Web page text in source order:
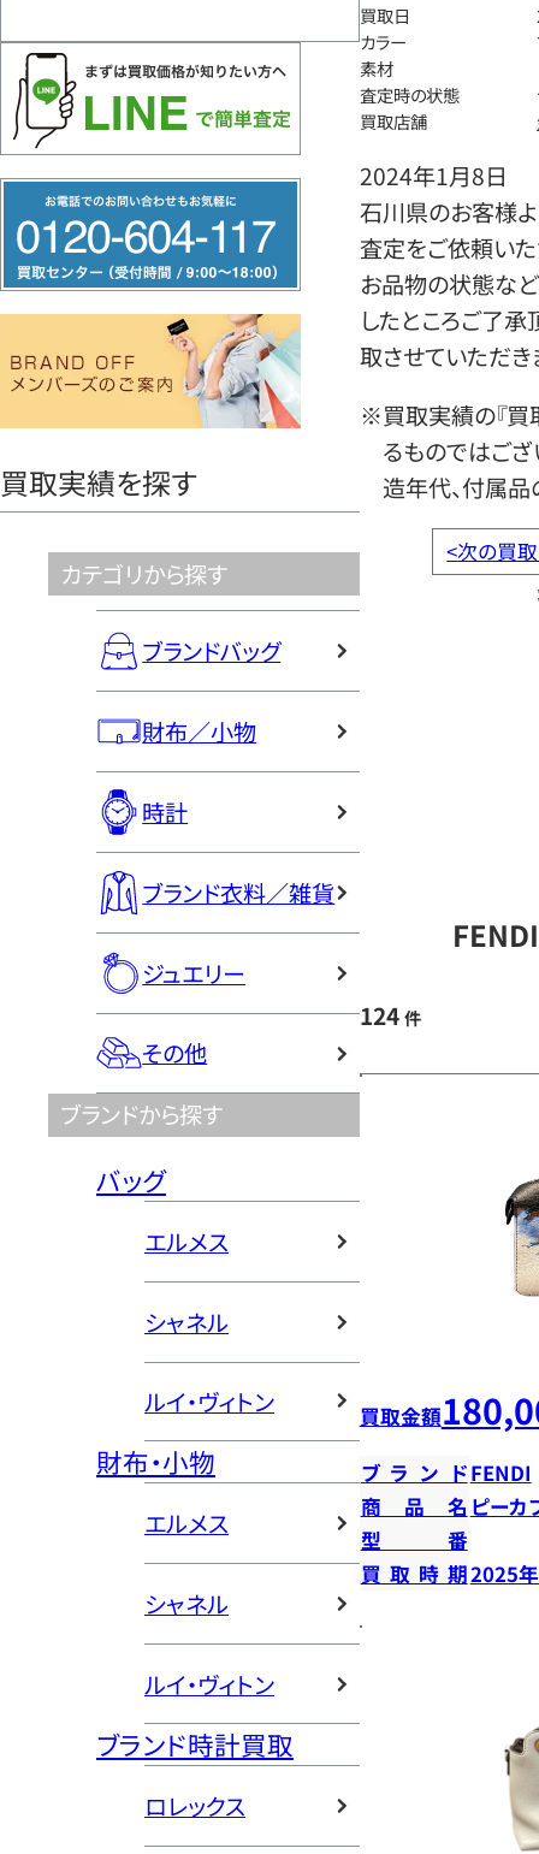
リ
ー
ヤ
買取実績を探す
カテゴリから探す
ブランドバッグ
財布／小物
時計
ブランド衣料／雑貨
ジュエリー
その他
ブランドから探す
バッグ
エルメス
シャネル
ルイ・ヴィトン
財布・小物
エルメス
シャネル
ルイ・ヴィトン
ブランド時計買取
ロレックス
買取日
カラー
素材
査定時の状態
買取店舗
2024年1月8日
石川県のお客様よ
査定をご依頼いた
お品物の状態など
したところご了
取させていただき
※買取実績の『買
るものではござ
造年代、付属品
<次の買
124 件
買取金額
ブランドFENDI
商品名 ピーカ
型番
買取時期2025